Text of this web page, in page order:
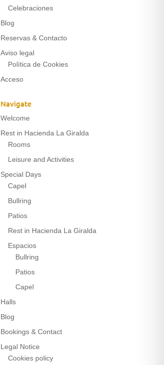
Celebraciones
Blog
Reservas & Contacto
Aviso legal
Política de Cookies
Acceso
Navigate
Welcome
Rest in Hacienda La Giralda
Rooms
Leisure and Activities
Special Days
Capel
Bullring
Patios
Rest in Hacienda La Giralda
Espacios
Bullring
Patios
Capel
Halls
Blog
Bookings & Contact
Legal Notice
Cookies policy